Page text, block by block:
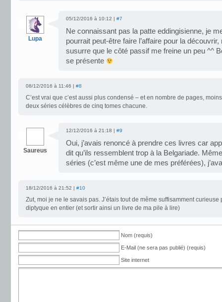
Lupa
05/12/2016 à 10:12 | #7
Ne connaissant pas la patte eddingisienne, je
pourrait peut-être faire l’affaire pour la
susurre que le côté passif me freine un peu ^^
se présente
08/12/2016 à 11:46 | #8
C’est vrai que c’est aussi plus condensé – et en nombre de pages,
deux séries célèbres de cinq tomes chacune.
Saureus
12/12/2016 à 21:18 | #9
Oui, j’avais renoncé à prendre ces livres car
dit qu’ils ressemblent trop à la Belgariade.
séries (c’est même une de mes préférées),
18/12/2016 à 21:52 | #10
Zut, moi je ne le savais pas. J’étais tout de même suffisamment curieuse
diptyque en entier (et sortir ainsi un livre de ma pile à lire)
Nom (requis)
E-Mail (ne sera pas publié) (requis)
Site internet